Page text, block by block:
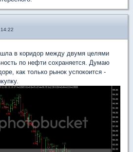
в коридор между двумя целями
по нефти сохраняется. Думаю
как только рынок успокоится -